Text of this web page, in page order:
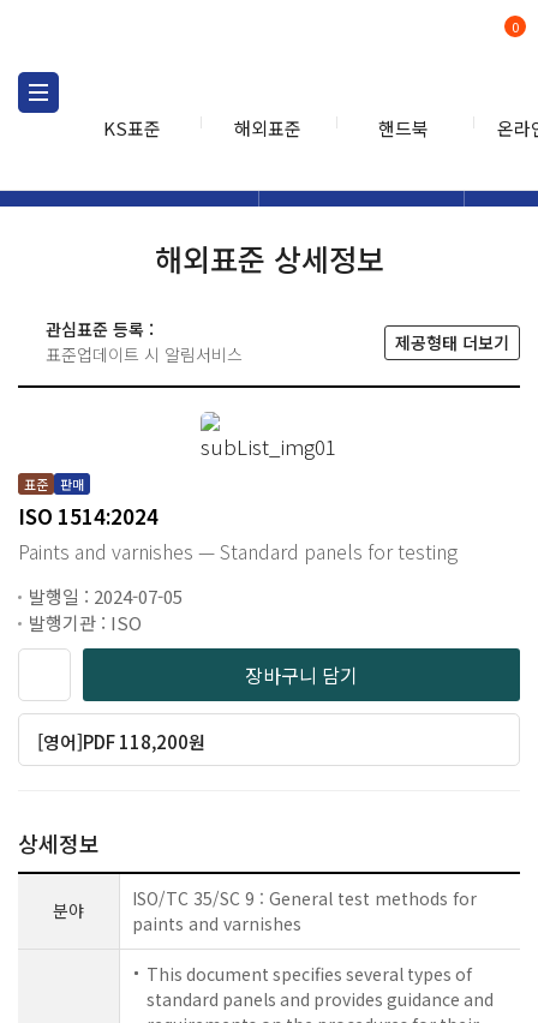
KS표준 해외표준 핸드북 온라
0
해외표준 상세정보
관심표준 등록 :
표준업데이트 시 알림서비스
제공형태 더보기
표준 판매
ISO 1514:2024
Paints and varnishes — Standard panels for testing
발행일 : 2024-07-05
발행기관 : ISO
장바구니 담기
[영어]PDF 118,200원
상세정보
분야
ISO/TC 35/SC 9 : General test methods for
paints and varnishes
This document specifies several types of
standard panels and provides guidance and